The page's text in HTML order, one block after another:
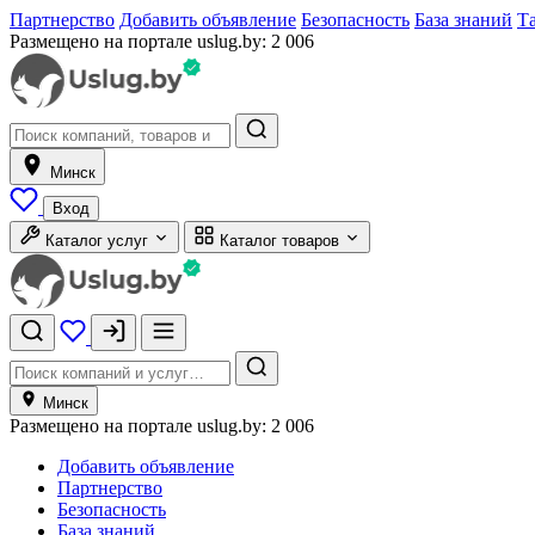
Партнерство Добавить объявление Безопасность База знаний
Размещено на портале uslug.by: 2 006
Минск
Вход
Каталог услуг
Каталог товаров
Минск
Размещено на портале uslug.by: 2 006
Добавить объявление
Партнерство
Безопасность
База знаний